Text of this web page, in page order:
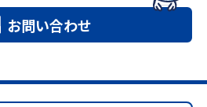
お問い合わせ